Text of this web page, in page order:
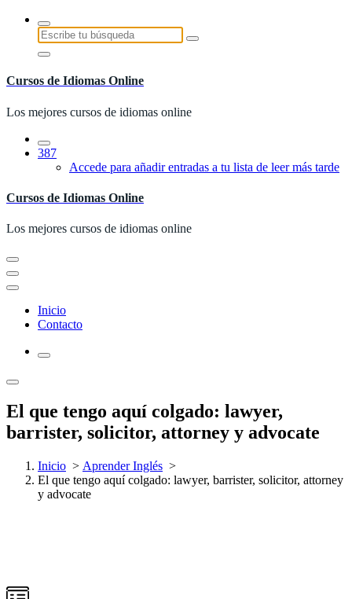
Saltar
contenido
Buscar:
Cursos de Idiomas Online
Los mejores cursos de idiomas online
387
Accede para añadir entradas a tu lista de leer más tarde
Cursos de Idiomas Online
Los mejores cursos de idiomas online
Inicio
Contacto
El que tengo aquí colgado: lawyer,
barrister, solicitor, attorney y advocate
Inicio > Aprender Inglés >
El que tengo aquí colgado: lawyer, barrister, solicitor, attorney
y advocate